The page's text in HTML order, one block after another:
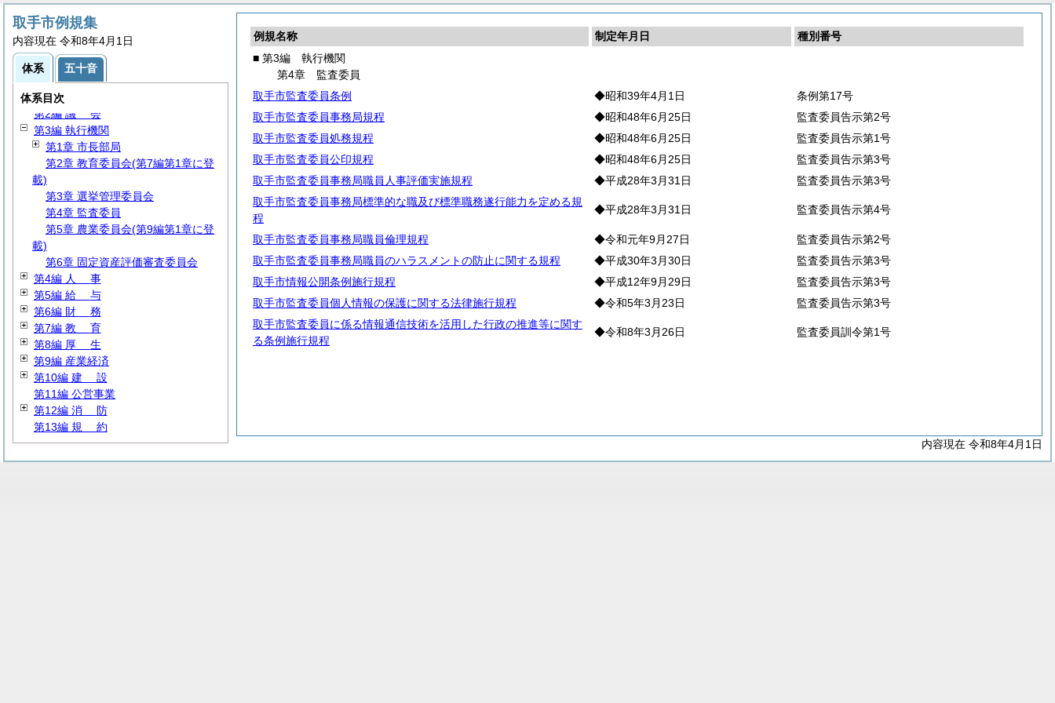
例規名称 制定年月日
種別番号
■ 第3編 執行機関
第4章 監査委員
取手市監査委員条例
◆昭和39年4月1日
条例第17号
取手市監査委員事務局規程
◆昭和48年6月25日
監査委員告示第2号
取手市監査委員処務規程
◆昭和48年6月25日
監査委員告示第1号
取手市監査委員公印規程
◆昭和48年6月25日
監査委員告示第3号
取手市監査委員事務局職員人事評価実施規程
◆平成28年3月31日
監査委員告示第3号
取手市監査委員事務局標準的な職及び標準職務遂行能力を定める規
程
◆平成28年3月31日 監査委員告示第4号
取手市監査委員事務局職員倫理規程 ◆令和元年9月27日
監査委員告示第2号
取手市監査委員事務局職員のハラスメントの防止に関する規程
◆平成30年3月30日
監査委員告示第3号
取手市情報公開条例施行規程
◆平成12年9月29日
監査委員告示第3号
取手市監査委員個人情報の保護に関する法律施行規程
◆令和5年3月23日
監査委員告示第3号
取手市監査委員に係る情報通信技術を活用した行政の推進等に関す
る条例施行規程
◆令和8年3月26日 監査委員訓令第1号
内容現在 令和8年4月1日
取手市例規集
内容現在 令和8年4月1日
体系 五十音
体系目次
第1編
第2編 議 会
第3編 執行機関
第1章 市長部局
第2章 教育委員会(第7編第1章に登
載)
第3章 選挙管理委員会
第4章 監査委員
第5章 農業委員会(第9編第1章に登
載)
第6章 固定資産評価審査委員会
第4編 人 事
第5編 給 与
第6編 財 務
第7編 教 育
第8編 厚 生
第9編 産業経済
第10編 建 設
第11編 公営事業
第12編 消 防
第13編 規 約